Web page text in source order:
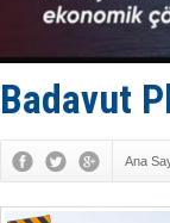
Badavut
Ana